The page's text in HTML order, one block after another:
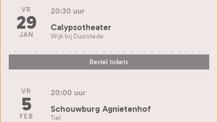
VR
29
JAN
20:30 uur
Calypsotheater
Wijk bij Duurstede
Bestel tickets
VR
5
FEB
20:00 uur
Schouwburg Agnietenhof
Tiel